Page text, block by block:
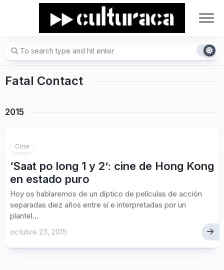
Fatal Contact
2015
Cine
‘Saat po long 1 y 2’: cine de Hong Kong
en estado puro
Hoy os hablaremos de un díptico de películas de acción
separadas diez años entre sí e interpretadas por un
plantel...
octubre 23, 2015